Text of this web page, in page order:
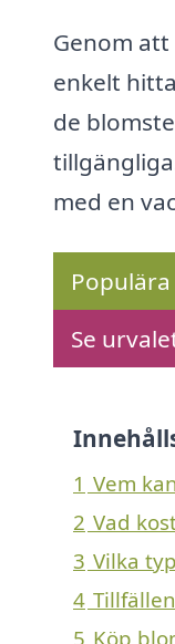
Genom
enkelt
de
med en
Se
1 Vem
2 Vad
3 Vilka
4
5 Köp